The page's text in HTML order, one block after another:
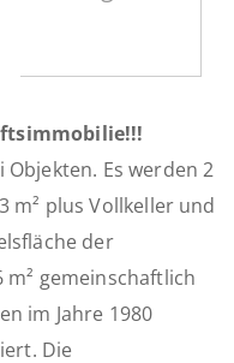
Es werden 2
m² plus Vollkeller und
der
m² gemeinschaftlich
im Jahre 1980
Die